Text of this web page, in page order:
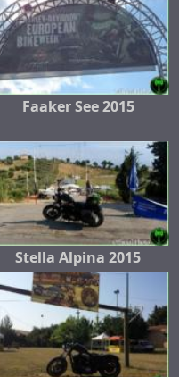
Faaker See 2015
Stella Alpina 2015